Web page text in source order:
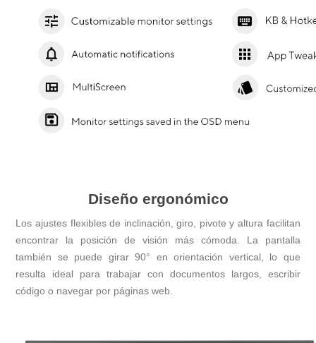
Diseño ergonómico
Los ajustes flexibles de inclinación, giro, pivote y altura facilitan
encontrar la posición de visión más cómoda. La pantalla
también se puede girar 90° en orientación vertical, lo que
resulta ideal para trabajar con documentos largos, escribir
código o navegar por páginas web.